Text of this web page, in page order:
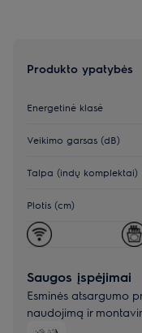
Produkto ypatybės
Energetinė klasė
Veikimo garsas (dB)
Talpa (indų komplektai)
Plotis (cm)
Saugos įspėjimai
Esminės atsargumo
naudojimą ir